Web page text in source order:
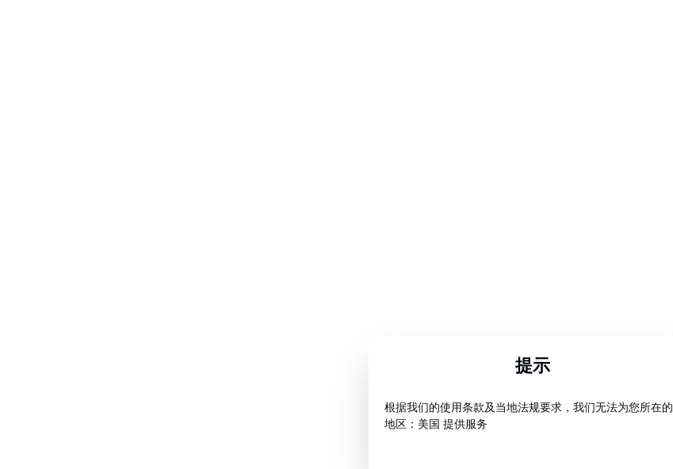
提示
根据我们的使用条款及当地法规要求，我们无法为您所在的
地区：美国 提供服务